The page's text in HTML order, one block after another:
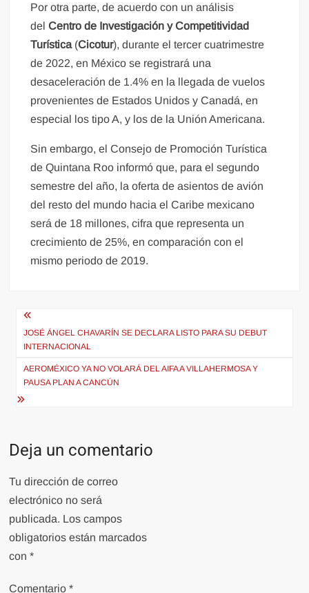
Por otra parte, de acuerdo con un análisis
delCentro de Investigación y Competitividad
Turística(Cicotur), durante el tercer cuatrimestre
de 2022, en México se registrará una
desaceleración de 1.4% en la llegada de vuelos
provenientes de Estados Unidos y Canadá, en
especial los tipo A, y los de la Unión Americana.
Sin embargo, el Consejo de Promoción Turística
de Quintana Roo informó que, para el segundo
semestre del año, la oferta de asientos de avión
del resto del mundo hacia el Caribe mexicano
será de 18 millones, cifra que representa un
crecimiento de 25%, en comparación con el
mismo periodo de 2019.
Navegación
de
entradas
JOSÉ ÁNGEL CHAVARÍN SE DECLARA LISTO PARA SU DEBUT
INTERNACIONAL
AEROMÉXICO YA NO VOLARÁ DEL AIFA A VILLAHERMOSA Y
PAUSA PLAN A CANCÚN
Deja un comentario
Tu dirección de correo
electrónico no será
publicada. Los campos
obligatorios están marcados
con*
Comentario*